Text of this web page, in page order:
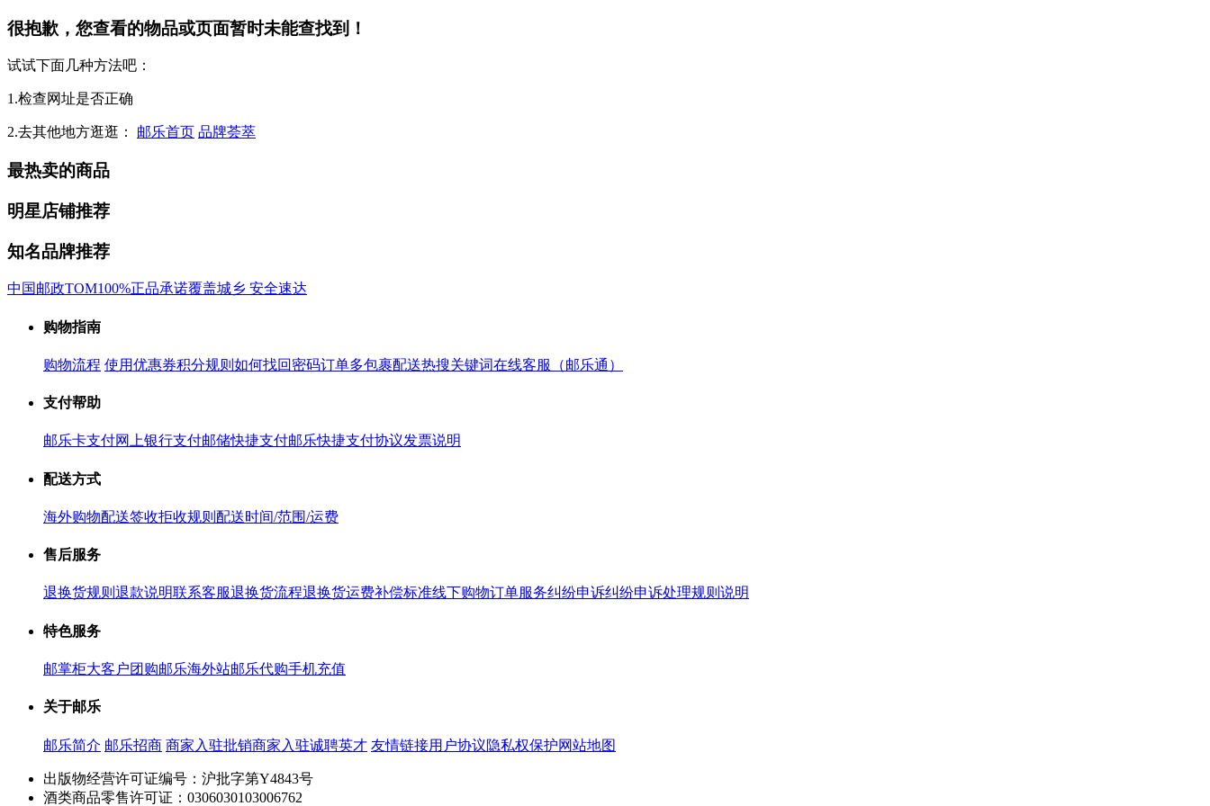
很抱歉，您查看的物品或页面暂时未能查找到！
试试下面几种方法吧：
1.检查网址是否正确
2.去其他地方逛逛： 邮乐首页 品牌荟萃
最热卖的商品
明星店铺推荐
知名品牌推荐
中国邮政TOM100%正品承诺覆盖城乡 安全速达
购物指南
购物流程 使用优惠券积分规则 如何找回密码订单多包裹配送热搜关键词在线客服（邮乐通）
支付帮助
邮乐卡支付网上银行支付邮储快捷支付邮乐快捷支付协议发票说明
配送方式
海外购物配送签收拒收规则 配送时间/范围/运费
售后服务
退换货规则 退款说明联系客服退换货流程退换货运费补偿标准线下购物订单服务纠纷申诉纠纷申诉处理规则说明
特色服务
邮掌柜大客户团购邮乐海外站邮乐代购手机充值
关于邮乐
邮乐简介 邮乐招商 商家入驻批销商家入驻诚聘英才 友情链接用户协议隐私权保护网站地图
出版物经营许可证编号：沪批字第Y4843号
酒类商品零售许可证：0306030103006762